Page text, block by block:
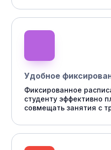
Удобное
Фиксированное
студенту эффективно
совмещать занятия с